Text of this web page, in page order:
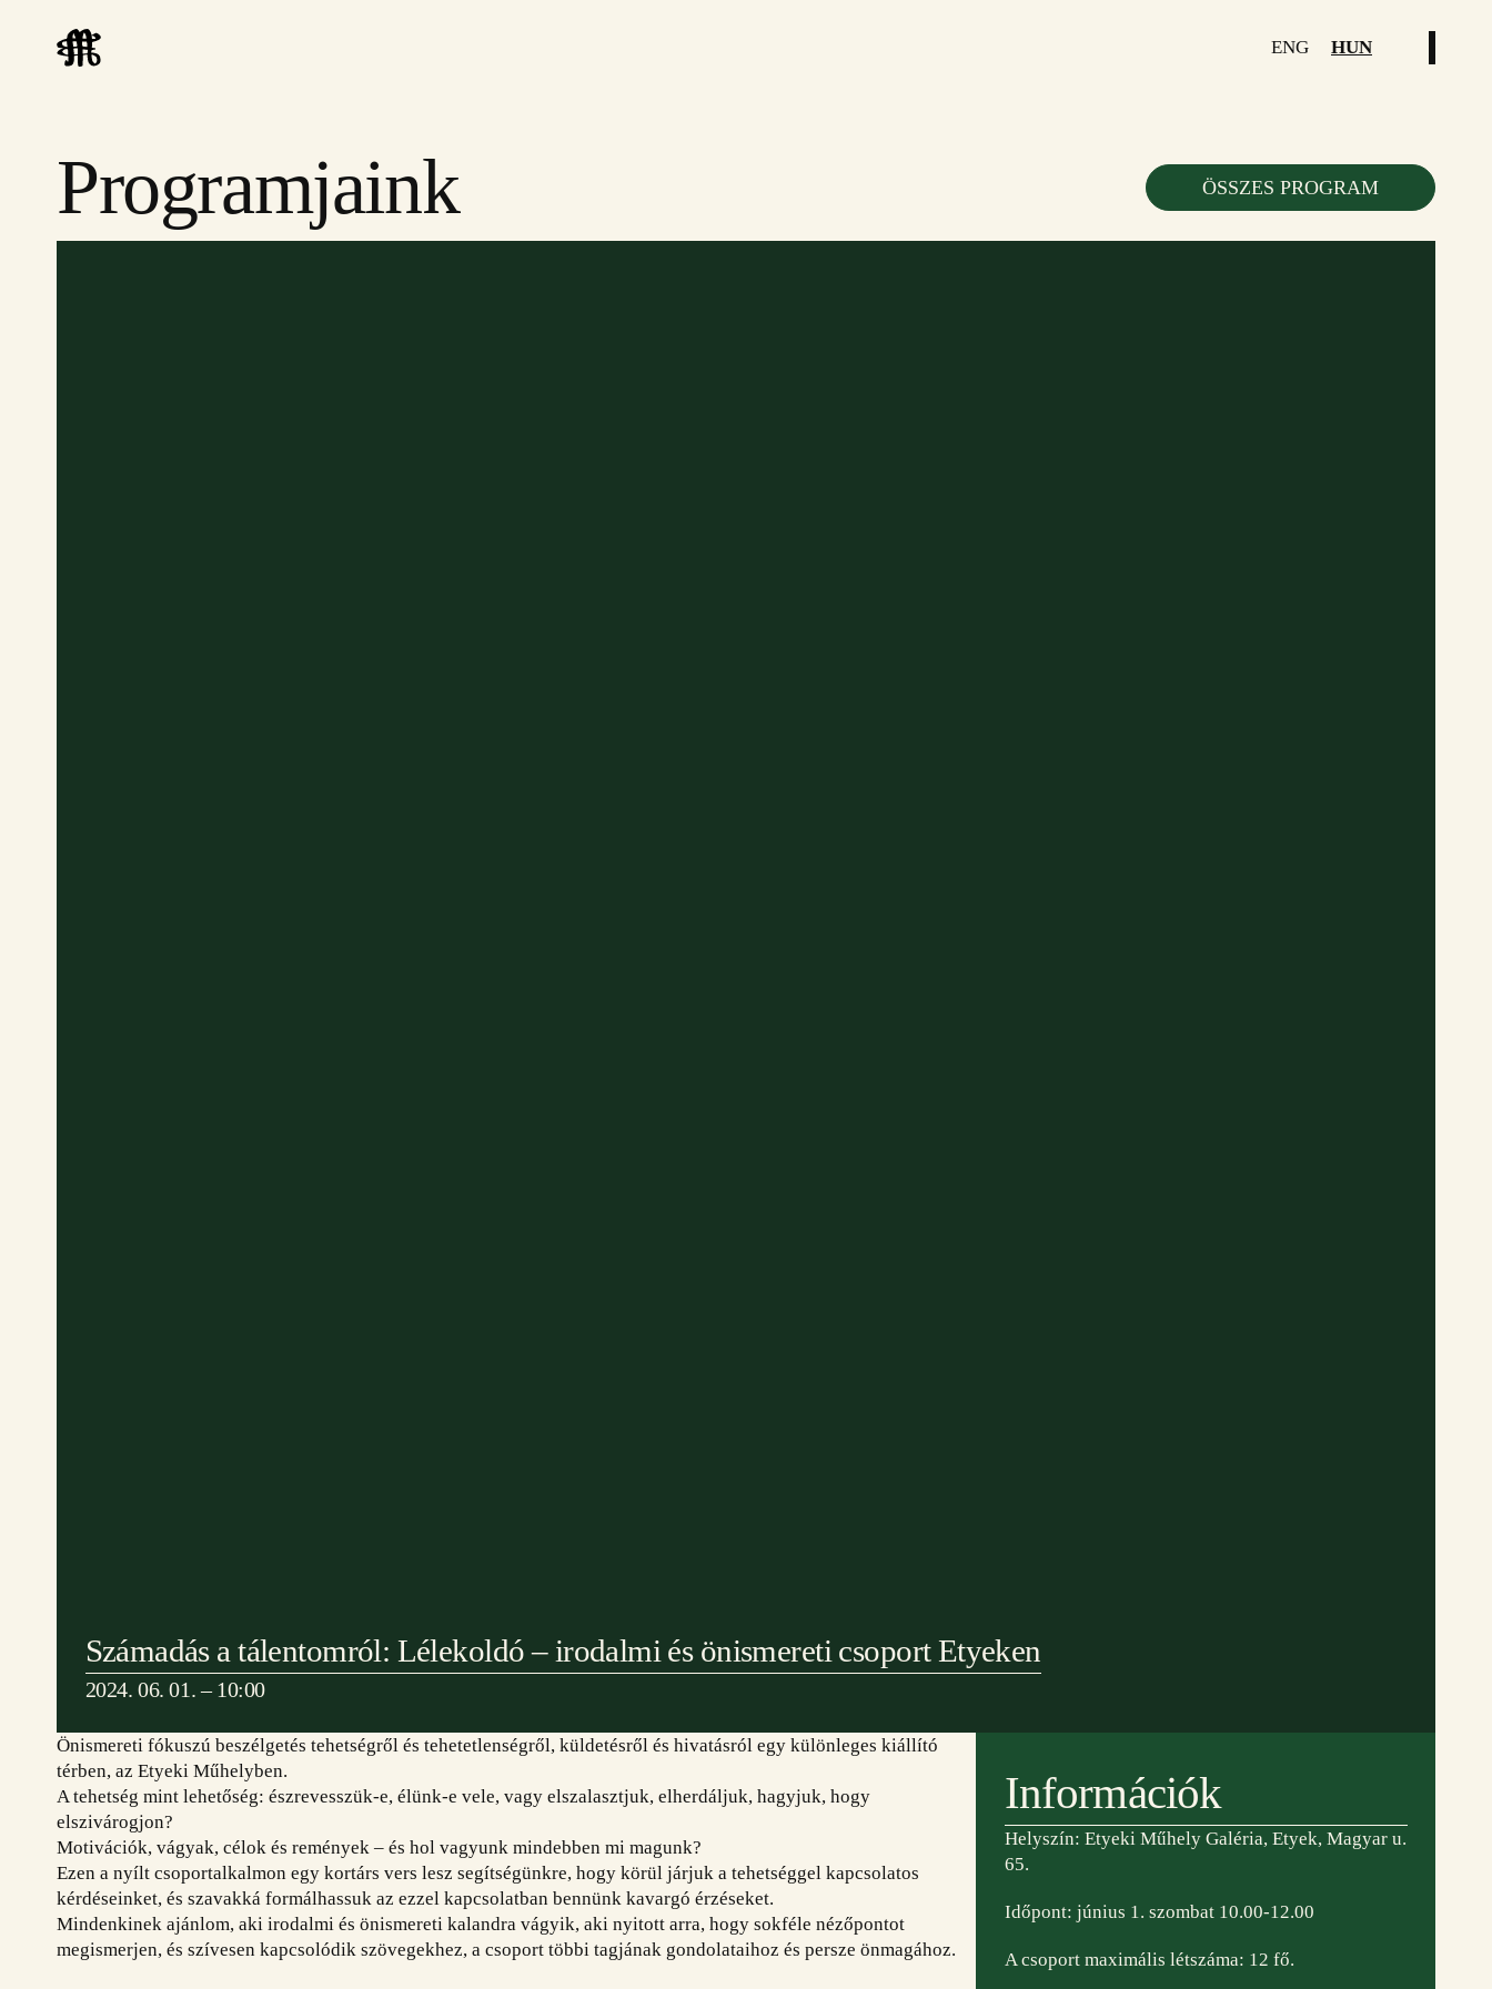
ENG HUN
Programjaink ÖSSZES PROGRAM
Számadás a tálentomról: Lélekoldó – irodalmi és önismereti csoport Etyeken
2024. 06. 01. – 10:00
Önismereti fókuszú beszélgetés tehetségről és tehetetlenségről, küldetésről és hivatásról egy különleges kiállító
térben, az Etyeki Műhelyben.
A tehetség mint lehetőség: észrevesszük-e, élünk-e vele, vagy elszalasztjuk, elherdáljuk, hagyjuk, hogy
elszivárogjon?
Motivációk, vágyak, célok és remények – és hol vagyunk mindebben mi magunk?
Ezen a nyílt csoportalkalmon egy kortárs vers lesz segítségünkre, hogy körül járjuk a tehetséggel kapcsolatos
kérdéseinket, és szavakká formálhassuk az ezzel kapcsolatban bennünk kavargó érzéseket.
Mindenkinek ajánlom, aki irodalmi és önismereti kalandra vágyik, aki nyitott arra, hogy sokféle nézőpontot
megismerjen, és szívesen kapcsolódik szövegekhez, a csoport többi tagjának gondolataihoz és persze önmagához.
Információk
Helyszín: Etyeki Műhely Galéria, Etyek, Magyar u.
65.
Időpont: június 1. szombat 10.00-12.00
A csoport maximális létszáma: 12 fő.
Cím: Etyek 2091, Magyar utca 65.
Támogatóink: Együttműködő partnereink: